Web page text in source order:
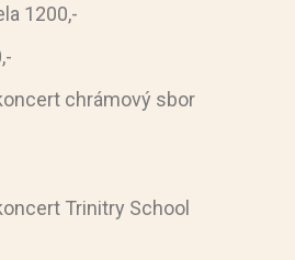
1200,-
chrámový sbor
Trinitry School